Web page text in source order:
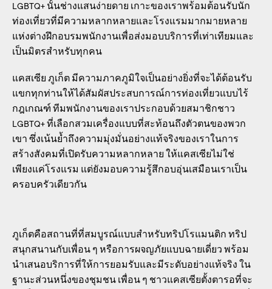
LGBTQ+ นั้นช่างแสนง่ายดาย เกาะของเราพร้อมต้อนรับนัก
ท่องเที่ยวที่มีความหลากหลายและโรงแรมมากมายหลาย
แห่งต่างฝึกอบรมพนักงานเพื่อส่งมอบบริการที่เท่าเทียมและ
เป็นมิตรสำหรับทุกคน
แคสเซีย ภูเก็ต มีความภาคภูมิใจเป็นอย่างยิ่งที่จะได้ต้อนรับ
แขกทุกท่านให้ได้สัมผัสประสบการณ์การท่องเที่ยวแบบไร้
กฎเกณฑ์ ทีมพนักงานของเราประกอบด้วยสมาชิกชาว
LGBTQ+ ที่เลือกสวมเครื่องแบบที่สะท้อนถึงตัวตนของพวก
เขา ซึ่งเน้นย้ำถึงความมุ่งมั่นอย่างแท้จริงของเราในการ
สร้างสังคมที่เปิดรับความหลากหลาย ให้แคสเซียไม่ใช่
เพียงแค่โรงแรม แต่ยังมอบความรู้สึกอบอุ่นเสมือนเราเป็น
ครอบครัวเดียวกัน
ภูเก็ตคือสถานที่ที่สมบูรณ์แบบสำหรับทริปโรแมนติก ทริป
สนุกสนานกับเพื่อน ๆ หรือการผจญภัยแบบฉายเดี่ยว พร้อม
นำเสนอบริการที่ให้การยอมรับและมีระดับอย่างแท้จริง ใน
ฐานะส่วนหนึ่งของชุมชน เพื่อน ๆ ชาวแคสเซียตั้งตารอที่จะ